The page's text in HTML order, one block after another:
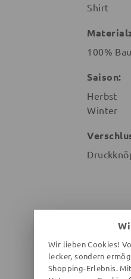
Shirt
100%
Saison:
Herbst
Winter
Wir lieben Cookies!
lecker, sondern
Shopping-Erlebnis.